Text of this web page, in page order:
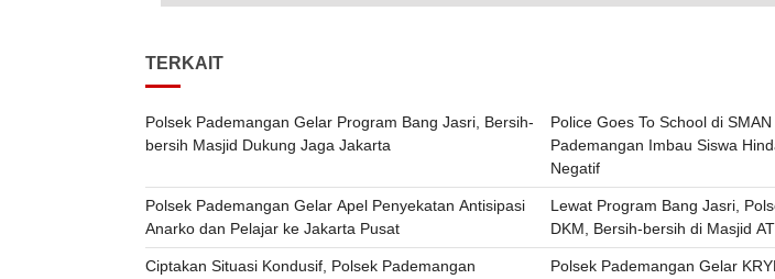
TERKAIT
Polsek Pademangan Gelar Program Bang Jasri, Bersih-
bersih Masjid Dukung Jaga Jakarta
Police Goes To School di
Pademangan Imbau Siswa
Negatif
Polsek Pademangan Gelar Apel Penyekatan Antisipasi
Anarko dan Pelajar ke Jakarta Pusat
Lewat Program Bang Jasri,
DKM, Bersih-bersih di Masjid
Ciptakan Situasi Kondusif, Polsek Pademangan
Polsek Pademangan Gelar